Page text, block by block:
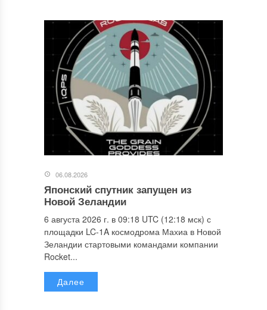
06.08.2026
Японский спутник запущен из
Новой Зеландии
6 августа 2026 г. в 09:18 UTC (12:18 мск) с
площадки LC-1A космодрома Махиа в Новой
Зеландии стартовыми командами компании
Rocket...
Далее